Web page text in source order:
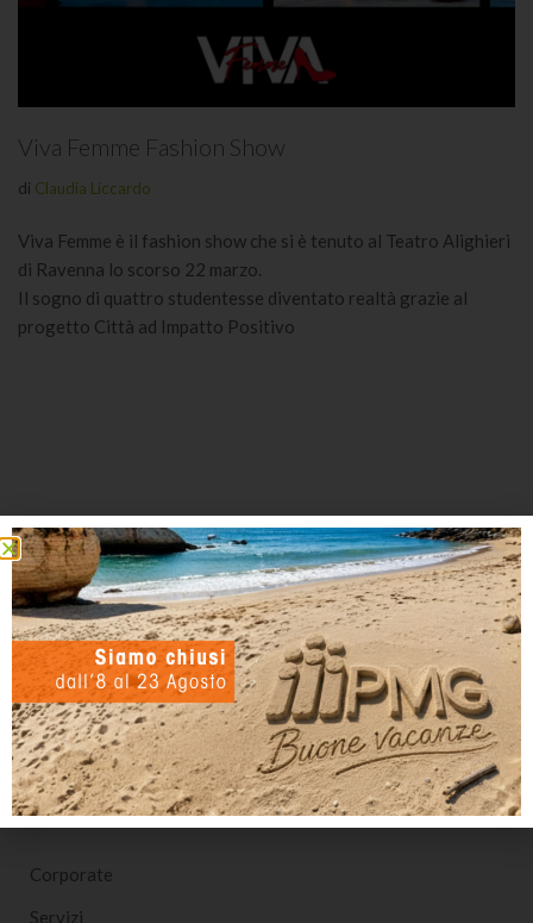
Viva Femme Fashion Show
di Claudia Liccardo
Viva Femme è il fashion show che si è tenuto al Teatro Alighieri
di Ravenna lo scorso 22 marzo.
Il sogno di quattro studentesse diventato realtà grazie al
progetto Città ad Impatto Positivo
PMG Italia SPA
Società Benefit per l’Impatto Positivo
Nota sulla Certificazione
Corporate
Servizi